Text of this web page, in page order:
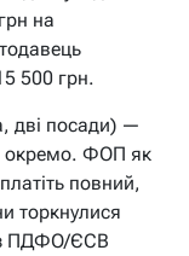
на
500 грн.
дві посади) —
окремо. ФОП як
повний,
торкнулися
з ПДФО/ЄСВ